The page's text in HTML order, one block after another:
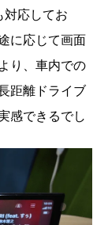
対応してお
に応じて画面
り、車内での
距離ドライブ
感できるでし